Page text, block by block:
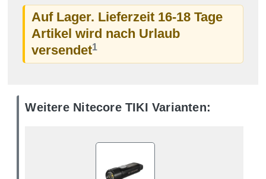
Auf Lager. Lieferzeit 16-18 Tage
Artikel wird nach Urlaub
versendet1
Weitere Nitecore TIKI Varianten: